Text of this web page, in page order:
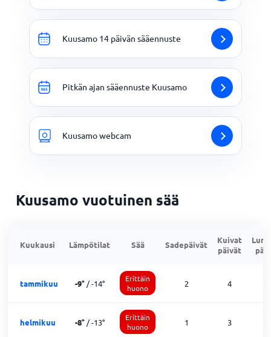
Kuusamo 14 päivän sääennuste
Pitkän ajan sääennuste Kuusamo
Kuusamo webcam
Kuusamo vuotuinen sää
Kuukausi Lämpötilat Sää Sadepäivät
Kuivat
päivät
tammikuu -9°/-14°
Erittäin
huono
2 4
helmikuu -8°/-13°
Erittäin
huono
1 3